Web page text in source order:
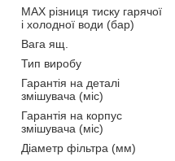
MAX різниця тиску гарячої
і холодної води (бар)
Вага ящ.
Тип виробу
Гарантія на деталі
змішувача (міс)
Гарантія на корпус
змішувача (міс)
Діаметр фільтра (мм)